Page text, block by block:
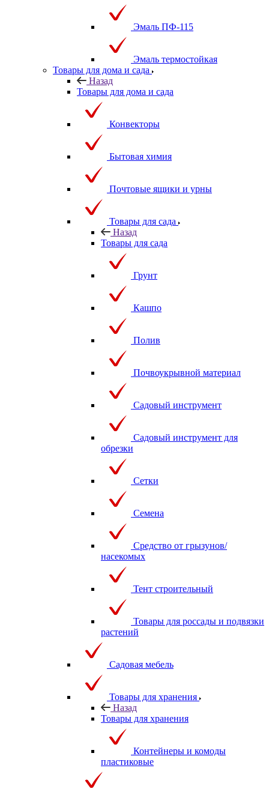
Эмаль ПФ-115
Эмаль термостойкая
Товары для дома и сада
Назад
Товары для дома и сада
Конвекторы
Бытовая химия
Почтовые ящики и урны
Товары для сада
Назад
Товары для сада
Грунт
Кашпо
Полив
Почвоукрывной материал
Садовый инструмент
Садовый инструмент для
обрезки
Сетки
Семена
Средство от грызунов/
насекомых
Тент строительный
Товары для россады и подвязки
растений
Садовая мебель
Товары для хранения
Назад
Товары для хранения
Контейнеры и комоды
пластиковые